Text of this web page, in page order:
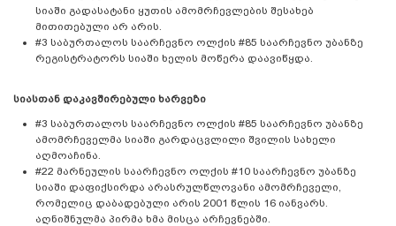
სიაში გადასატანი ყუთის ამომრჩევლების შესახებ
მითითებული არ არის.
#3 საბურთალოს საარჩევნო ოლქის #85 საარჩევნო უბანზე
რეგისტრატორს სიაში ხელის მოწერა დაავიწყდა.
სიასთან დაკავშირებული ხარვეზი
#3 საბურთალოს საარჩევნო ოლქის #85 საარჩევნო უბანზე
ამომრჩეველმა სიაში გარდაცვლილი შვილის სახელი
აღმოაჩინა.
#22 მარნეულის საარჩევნო ოლქის #10 საარჩევნო უბანზე
სიაში დაფიქსირდა არასრულწლოვანი ამომრჩეველი,
რომელიც დაბადებული არის 2001 წლის 16 იანვარს.
აღნიშნულმა პირმა ხმა მისცა არჩევნებში.